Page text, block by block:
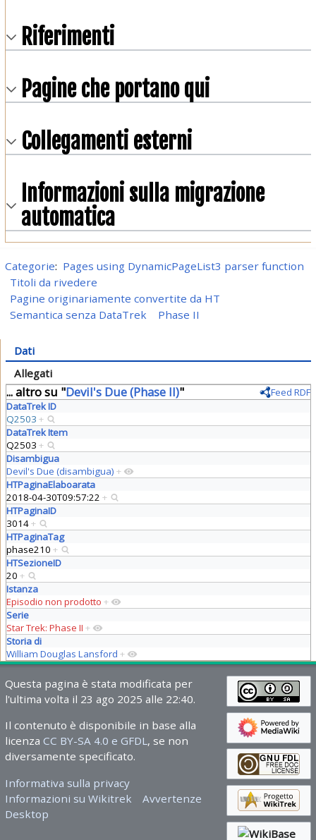
Riferimenti
Pagine che portano qui
Collegamenti esterni
Informazioni sulla migrazione
automatica
Categorie: Pages using DynamicPageList3 parser function
Titoli da rivedere
Pagine originariamente convertite da HT
Semantica senza DataTrek
Phase II
Dati
Allegati
... altro su "Devil's Due (Phase II)"
Feed RDF
DataTrek ID
Q2503 +
DataTrek Item
Q2503 +
Disambigua
Devil's Due (disambigua) +
HTPaginaElaboarata
2018-04-30T09:57:22 +
HTPaginaID
3014+
HTPaginaTag
phase210 +
HTSezioneID
20 +
Istanza
Episodio non prodotto +
Serie
Star Trek: Phase II +
Storia di
William Douglas Lansford +
Questa pagina è stata modificata per
l'ultima volta il 23 ago 2025 alle 22:40.
Il contenuto è disponibile in base alla
licenza CC BY-SA 4.0 e GFDL, se non
diversamente specificato.
Informativa sulla privacy
Informazioni su Wikitrek
Avvertenze
Desktop